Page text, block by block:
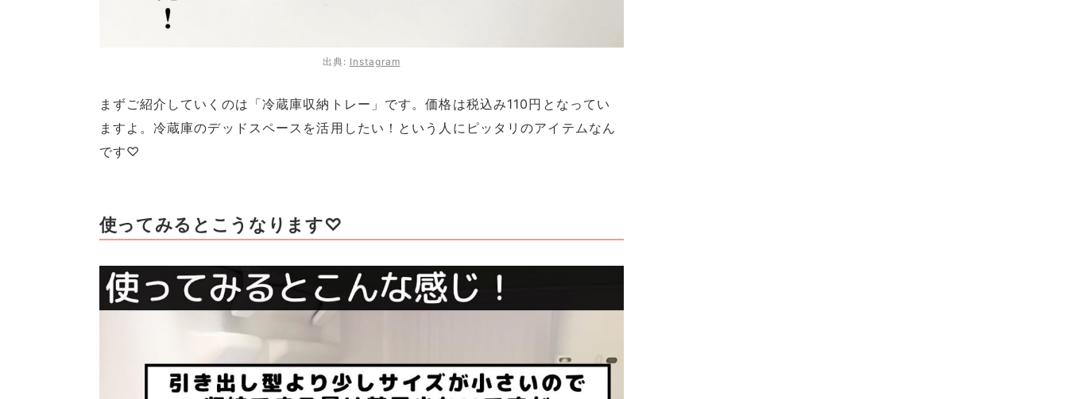
出典: Instagram
まずご紹介していくのは「冷蔵庫収納トレー」です。価格は税込み110円となってい
ますよ。冷蔵庫のデッドスペースを活用したい！という人にピッタリのアイテムなん
です♡
使ってみるとこうなります♡